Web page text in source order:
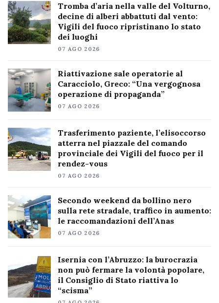
Tromba d’aria nella valle del Volturno,
decine di alberi abbattuti dal vento:
Vigili del fuoco ripristinano lo stato
dei luoghi
07 AGO 2026
Riattivazione sale operatorie al
Caracciolo, Greco: “Una vergognosa
operazione di propaganda”
07 AGO 2026
Trasferimento paziente, l’elisoccorso
atterra nel piazzale del comando
provinciale dei Vigili del fuoco per il
rendez-vous
07 AGO 2026
Secondo weekend da bollino nero
sulla rete stradale, traffico in aumento:
le raccomandazioni dell’Anas
07 AGO 2026
Isernia con l’Abruzzo: la burocrazia
non può fermare la volontà popolare,
il Consiglio di Stato riattiva lo
“scisma”